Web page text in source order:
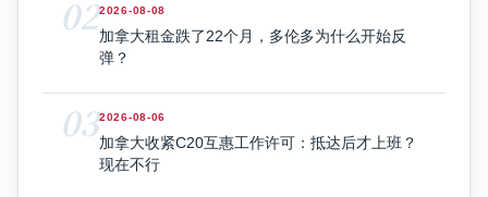
022026-08-08
加拿大租金跌了22个月，多伦多为什么开始反
弹？
032026-08-06
加拿大收紧C20互惠工作许可：抵达后才上班？
现在不行